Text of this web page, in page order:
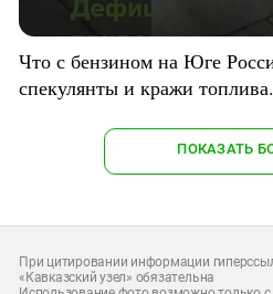
Что с бензином на Юге
спекулянты и кражи топлива.
ПОКАЗАТЬ
При цитировании информации
«Кавказский узел» обязательна